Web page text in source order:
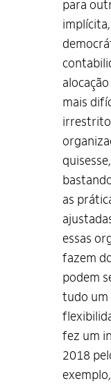
para
mais
as
essas
fazem
podem
tudo um
fez um
2018